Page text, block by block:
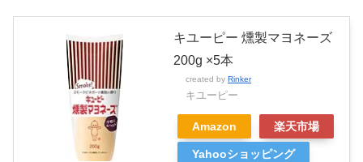
キユーピー 燻製マヨネーズ
200g ×5本
created by Rinker
キユーピー
Amazon 楽天市場
Yahooショッピング